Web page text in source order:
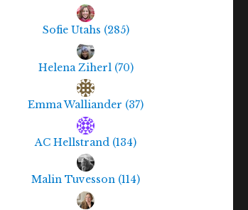
Sofie Utahs (285)
Helena Ziherl (70)
Emma Walliander (37)
AC Hellstrand (134)
Malin Tuvesson (114)